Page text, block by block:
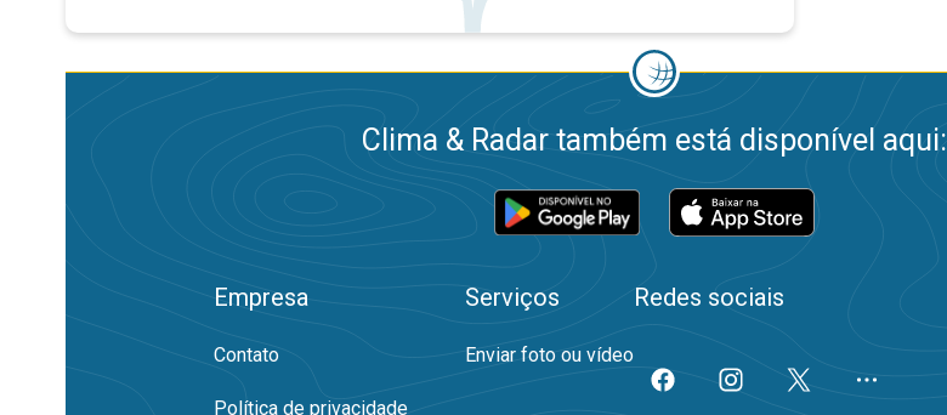
Clima & Radar também está disponível aqui:
Empresa
Contato
Política de privacidade
Serviços
Enviar foto ou vídeo
Redes sociais